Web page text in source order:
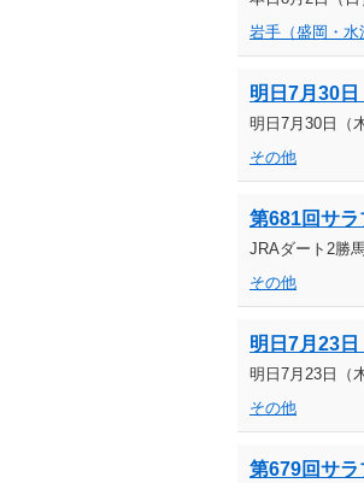
岩手（盛岡・水
明日7月30
明日7月30日（
その他
第681回サ
JRAダート2勝
その他
明日7月23
明日7月23日（
その他
第679回サ